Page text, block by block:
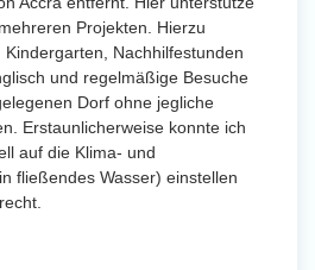
Projekten. Hierzu
Nachhilfestunden
und regelmäßige Besuche
Dorf ohne jegliche
Erstaunlicherweise konnte ich
auf die Klima- und
fließendes Wasser) einstellen